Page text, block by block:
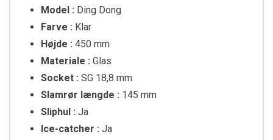
Model : Ding Dong
Farve : Klar
Højde : 450 mm
Materiale : Glas
Socket : SG 18,8 mm
Slamrør længde : 145 mm
Sliphul : Ja
Ice-catcher : Ja